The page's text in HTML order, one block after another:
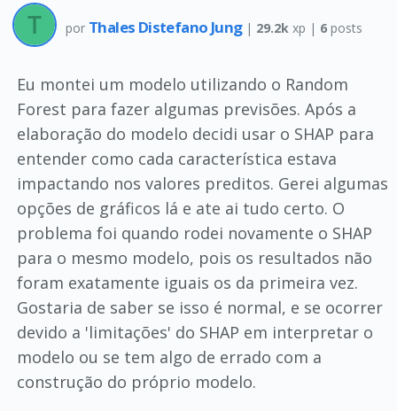
por Thales Distefano Jung | 29.2k xp | 6posts
Eu montei um modelo utilizando o Random
Forest para fazer algumas previsões. Após a
elaboração do modelo decidi usar o SHAP para
entender como cada característica estava
impactando nos valores preditos. Gerei algumas
opções de gráficos lá e ate ai tudo certo. O
problema foi quando rodei novamente o SHAP
para o mesmo modelo, pois os resultados não
foram exatamente iguais os da primeira vez.
Gostaria de saber se isso é normal, e se ocorrer
devido a 'limitações' do SHAP em interpretar o
modelo ou se tem algo de errado com a
construção do próprio modelo.